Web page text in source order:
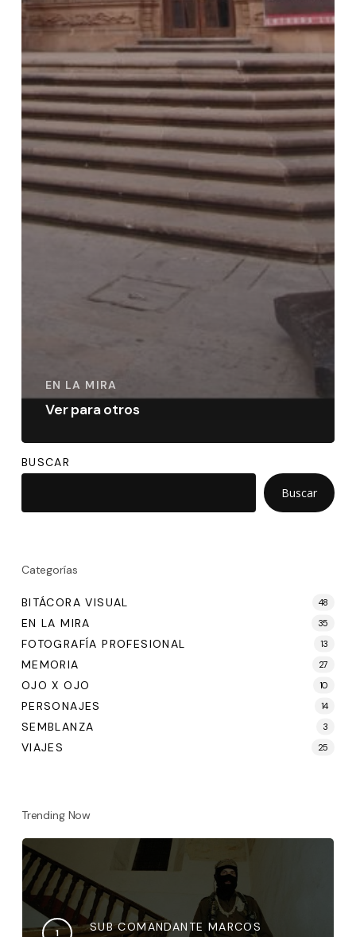
EN LA MIRA
Ver para otros
BUSCAR
Buscar
Categorías
BITÁCORA VISUAL 48
EN LA MIRA 35
FOTOGRAFÍA PROFESIONAL 13
MEMORIA 27
OJO X OJO 10
PERSONAJES 14
SEMBLANZA 3
VIAJES 25
Trending Now
SUB COMANDANTE MARCOS